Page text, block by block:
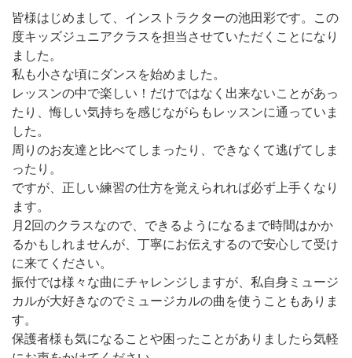
皆様はじめまして、インストラクターの池田彩です。この
度キッズジュニアクラスを担当させていただくことになり
ました。
私も小さな頃にダンスを始めました。
レッスンの中で楽しい！だけではなく出来ないことがあっ
たり、悔しい気持ちを感じながらもレッスンに通っていま
した。
周りのお友達と比べてしまったり、できなくて逃げてしま
ったり。
ですが、正しい練習の仕方を覚えられれば必ず上手くなり
ます。
月2回のクラスなので、できるようになるまで時間はかか
るかもしれませんが、丁寧にお伝えするので安心して受け
に来てください。
振付では様々な曲にチャレンジしますが、私自身ミュージ
カルが大好きなのでミュージカルの曲を使うこともありま
す。
保護者様も気になることや困ったことがありましたら気軽